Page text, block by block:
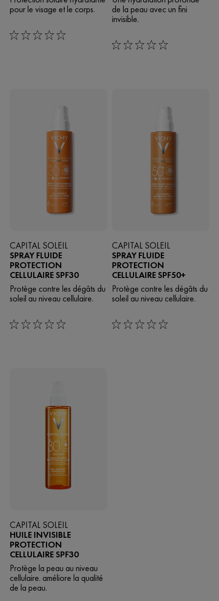
pour le visage et le corps.
0/5
de la peau avec un fini
invisible.
0/5
CAPITAL SOLEIL
SPRAY FLUIDE
PROTECTION
CELLULAIRE SPF30
Protège contre les dégâts du
soleil au niveau cellulaire.
0/5
CAPITAL SOLEIL
SPRAY FLUIDE
PROTECTION
CELLULAIRE SPF50+
Protège contre les dégâts du
soleil au niveau cellulaire.
0/5
CAPITAL SOLEIL
HUILE INVISIBLE
PROTECTION
CELLULAIRE SPF30
Protège la peau au niveau
cellulaire. améliore la qualité
de la peau.